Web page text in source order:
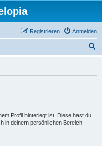
Anmelden
Registrieren
Profil hinterlegt ist. Diese hast du
in deinem persönlichen Bereich